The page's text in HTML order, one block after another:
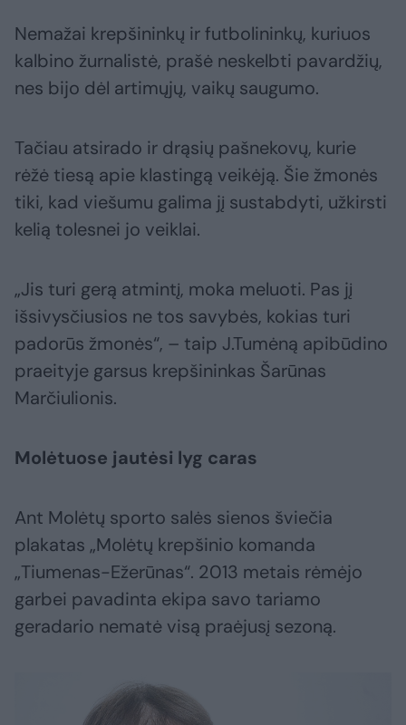
Nemažai krepšininkų ir futbolininkų, kuriuos
kalbino žurnalistė, prašė neskelbti pavardžių,
nes bijo dėl artimųjų, vaikų saugumo.
Tačiau atsirado ir drąsių pašnekovų, kurie
rėžė tiesą apie klastingą veikėją. Šie žmonės
tiki, kad viešumu galima jį sustabdyti, užkirsti
kelią tolesnei jo veiklai.
„Jis turi gerą atmintį, moka meluoti. Pas jį
išsivysčiusios ne tos savybės, kokias turi
padorūs žmonės“, – taip J.Tumėną apibūdino
praeityje garsus krepšininkas Šarūnas
Marčiulionis.
Molėtuose jautėsi lyg caras
Ant Molėtų sporto salės sienos šviečia
plakatas „Molėtų krepšinio komanda
„Tiumenas-Ežerūnas“. 2013 metais rėmėjo
garbei pavadinta ekipa savo tariamo
geradario nematė visą praėjusį sezoną.